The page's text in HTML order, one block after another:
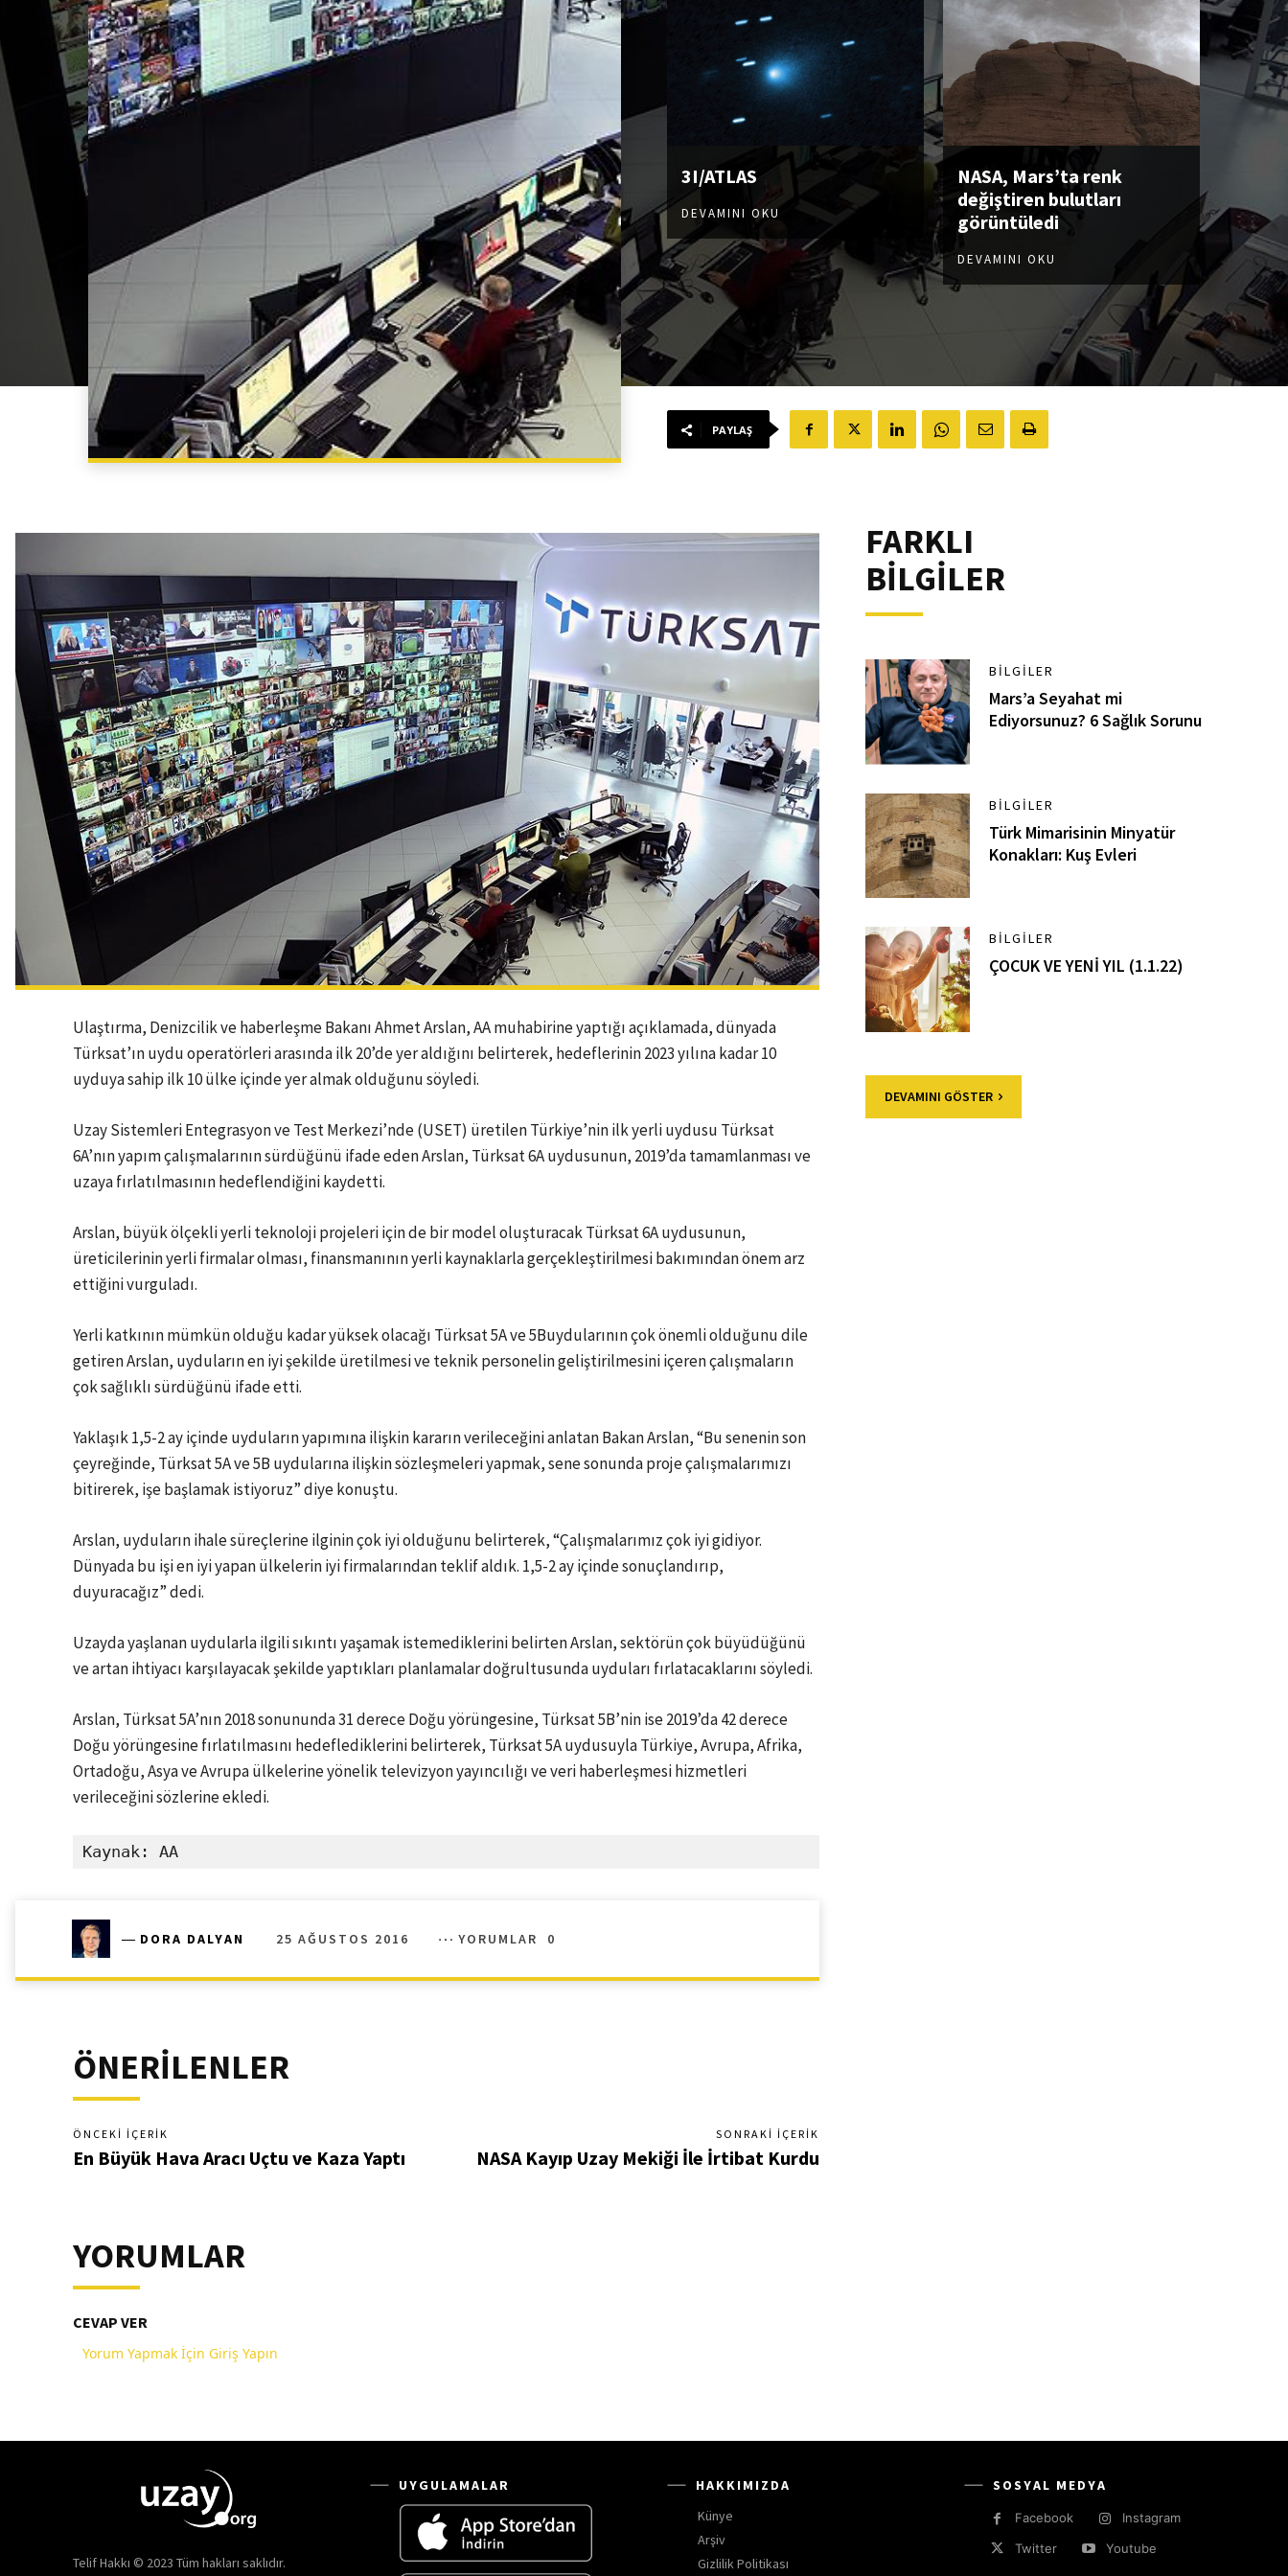
3I/ATLAS
DEVAMINI OKU
NASA, Mars’ta renk
değiştiren bulutları
görüntüledi
DEVAMINI OKU
PAYLAŞ
Ulaştırma, Denizcilik ve haberleşme Bakanı Ahmet Arslan, AA muhabirine yaptığı açıklamada, dünyada
Türksat’ın uydu operatörleri arasında ilk 20’de yer aldığını belirterek, hedeflerinin 2023 yılına kadar 10
uyduya sahip ilk 10 ülke içinde yer almak olduğunu söyledi.
Uzay Sistemleri Entegrasyon ve Test Merkezi’nde (USET) üretilen Türkiye’nin ilk yerli uydusu Türksat
6A’nın yapım çalışmalarının sürdüğünü ifade eden Arslan, Türksat 6A uydusunun, 2019’da tamamlanması ve
uzaya fırlatılmasının hedeflendiğini kaydetti.
Arslan, büyük ölçekli yerli teknoloji projeleri için de bir model oluşturacak Türksat 6A uydusunun,
üreticilerinin yerli firmalar olması, finansmanının yerli kaynaklarla gerçekleştirilmesi bakımından önem arz
ettiğini vurguladı.
Yerli katkının mümkün olduğu kadar yüksek olacağı Türksat 5A ve 5Buydularının çok önemli olduğunu dile
getiren Arslan, uyduların en iyi şekilde üretilmesi ve teknik personelin geliştirilmesini içeren çalışmaların
çok sağlıklı sürdüğünü ifade etti.
Yaklaşık 1,5-2 ay içinde uyduların yapımına ilişkin kararın verileceğini anlatan Bakan Arslan, “Bu senenin son
çeyreğinde, Türksat 5A ve 5B uydularına ilişkin sözleşmeleri yapmak, sene sonunda proje çalışmalarımızı
bitirerek, işe başlamak istiyoruz” diye konuştu.
Arslan, uyduların ihale süreçlerine ilginin çok iyi olduğunu belirterek, “Çalışmalarımız çok iyi gidiyor.
Dünyada bu işi en iyi yapan ülkelerin iyi firmalarından teklif aldık. 1,5-2 ay içinde sonuçlandırıp,
duyuracağız” dedi.
Uzayda yaşlanan uydularla ilgili sıkıntı yaşamak istemediklerini belirten Arslan, sektörün çok büyüdüğünü
ve artan ihtiyacı karşılayacak şekilde yaptıkları planlamalar doğrultusunda uyduları fırlatacaklarını söyledi.
Arslan, Türksat 5A’nın 2018 sonununda 31 derece Doğu yörüngesine, Türksat 5B’nin ise 2019’da 42 derece
Doğu yörüngesine fırlatılmasını hedeflediklerini belirterek, Türksat 5A uydusuyla Türkiye, Avrupa, Afrika,
Ortadoğu, Asya ve Avrupa ülkelerine yönelik televizyon yayıncılığı ve veri haberleşmesi hizmetleri
verileceğini sözlerine ekledi.
Kaynak: AA
― DORA DALYAN 25 AĞUSTOS 2016 YORUMLAR 0
ÖNERİLENLER
ÖNCEKI İÇERIK
En Büyük Hava Aracı Uçtu ve Kaza Yaptı
SONRAKI İÇERIK
NASA Kayıp Uzay Mekiği İle İrtibat Kurdu
YORUMLAR
CEVAP VER
Yorum Yapmak İçin Giriş Yapın
FARKLI
BİLGİLER
BILGILER
Mars’a Seyahat mi
Ediyorsunuz? 6 Sağlık Sorunu
BILGILER
Türk Mimarisinin Minyatür
Konakları: Kuş Evleri
BILGILER
ÇOCUK VE YENİ YIL (1.1.22)
DEVAMINI GÖSTER
Telif Hakkı © 2023 Tüm hakları saklıdır.
UYGULAMALAR
HAKKIMIZDA
Künye
Arşiv
Gizlilik Politikası
SOSYAL MEDYA
Facebook
Instagram
Twitter
Youtube